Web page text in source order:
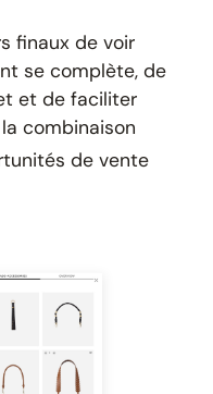
finaux de voir
se complète, de
et de faciliter
combinaison
de vente